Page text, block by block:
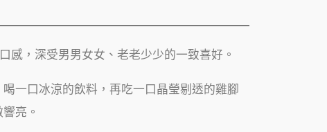
感，深受男男女女、老老少少的一致喜好。
一口冰涼的飲料，再吃一口晶瑩剔透的雞腳
亮。